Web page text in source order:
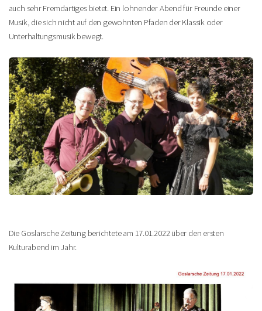
auch sehr Fremdartiges bietet. Ein lohnender Abend für Freunde einer
Musik, die sich nicht auf den gewohnten Pfaden der Klassik oder
Unterhaltungsmusik bewegt.
Die Goslarsche Zeitung berichtete am 17.01.2022 über den ersten
Kulturabend im Jahr.